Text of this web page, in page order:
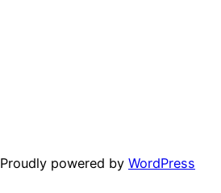
Proudly powered by WordPress